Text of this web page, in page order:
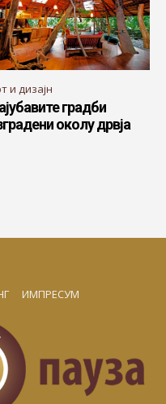
и дизајн
градби
околу дрвја
ИМПРЕСУМ